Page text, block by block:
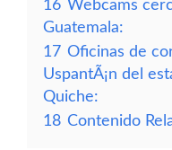
16 Webcams
Guatemala:
17 Oficinas de
UspantÃ¡n del
Quiche:
18 Contenido